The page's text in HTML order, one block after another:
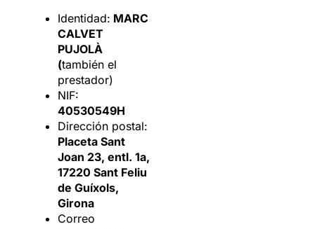
Identidad: MARC
CALVET
PUJOLÀ
(también el
prestador)
NIF:
40530549H
Dirección postal:
Placeta Sant
Joan 23, entl. 1a,
17220 Sant Feliu
de Guíxols,
Girona
Correo